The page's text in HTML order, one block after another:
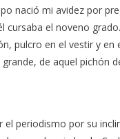
nació mi avidez por
cursaba el noveno
pulcro en el vestir y en
de aquel pichón
el periodismo por su